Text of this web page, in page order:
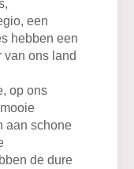
een
hebben een
van ons land
op ons
aan schone
de dure